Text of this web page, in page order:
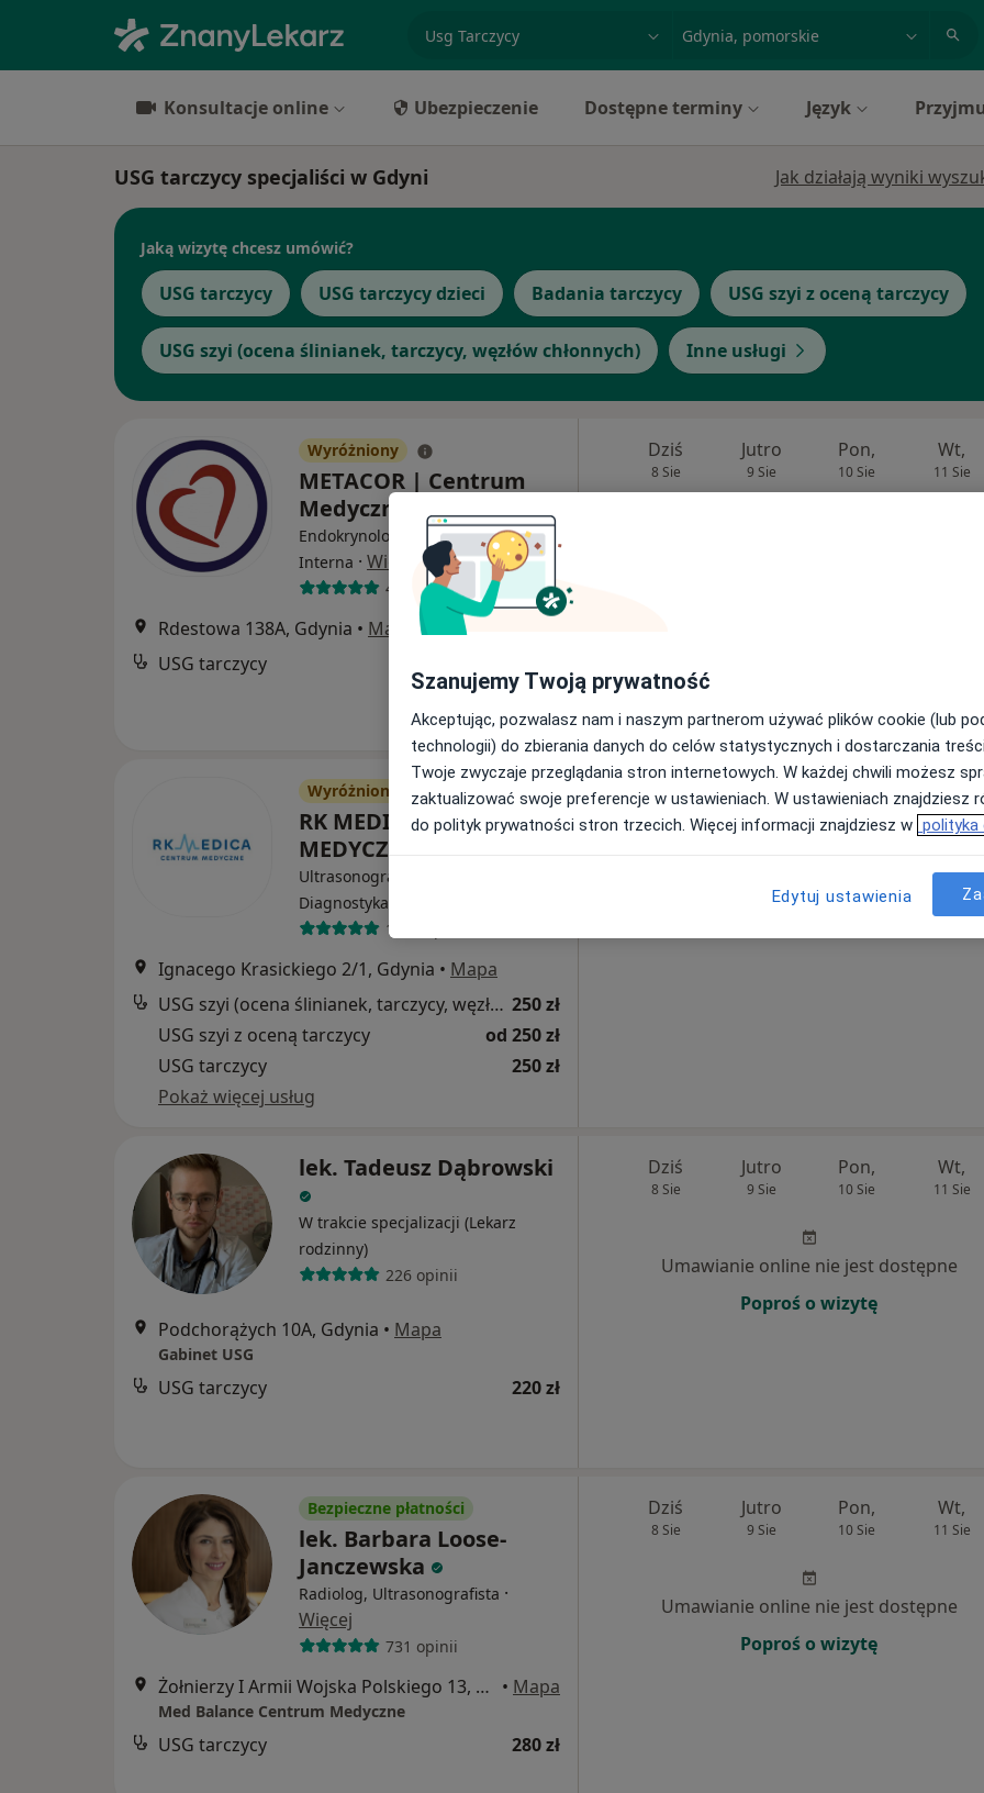
Konsultacje online Ubezpieczenie Dostępne terminy Język
USG tarczycy specjaliści w Gdyni Jak działają wyniki
Jaką wizytę chcesz umówić?
USG tarczycy USG tarczycy dzieci Badania tarczycy USG szyi z oceną tarczycy
USG szyi (ocena ślinianek, tarczycy, węzłów chłonnych) Inne usługi
Wyróżniony
METACOR | Centrum
Medyczne
Endokrynologia, Gastrologia,
Interna · Więcej
413 opinii
Rdestowa 138A, Gdynia • Mapa
USG tarczycy
Dziś
8 Sie
Jutro
9 Sie
Pon,
10 Sie
Wt,
11 Sie
Wyróżniony
RK MEDICA CENTRUM
MEDYCZNE
Ultrasonografia, Radiologia,
Diagnostyka
1273 opinie
Ignacego Krasickiego 2/1, Gdynia • Mapa
USG szyi (ocena ślinianek, tarczycy, węzłów chłonnych) 250 zł
USG szyi z oceną tarczycy
od 250 zł
USG tarczycy
250 zł
Pokaż więcej usług
Dziś Jutro Pon, Wt,
11 Sie
Umawianie online nie jest dostępne
lek. Tadeusz Dąbrowski
W trakcie specjalizacji (Lekarz
rodzinny)
226 opinii
Podchorążych 10A, Gdynia • Mapa
Gabinet USG
USG tarczycy 220 zł
Dziś
8 Sie
Jutro
9 Sie
Pon,
10 Sie
Wt,
11 Sie
Umawianie online nie jest dostępne
Poproś o wizytę
Bezpieczne płatności
lek. Barbara Loose-
Janczewska
Radiolog, Ultrasonografista ·
Więcej
731 opinii
Żołnierzy I Armii Wojska Polskiego 13, Gdynia • Mapa
Med Balance Centrum Medyczne
USG tarczycy 280 zł
Dziś
8 Sie
Jutro
9 Sie
Pon,
10 Sie
Wt,
11 Sie
Umawianie online nie jest dostępne
Poproś o wizytę
Szanujemy Twoją prywatność
Akceptując, pozwalasz nam i naszym partnerom używać plików cookie (lub
technologii) do zbierania danych do celów statystycznych i dostarczania
Twoje zwyczaje przeglądania stron internetowych. W każdej chwili możesz
zaktualizować swoje preferencje w ustawieniach. W ustawieniach znajdziesz
do polityk prywatności stron trzecich. Więcej informacji znajdziesz w polityka
Edytuj ustawienia